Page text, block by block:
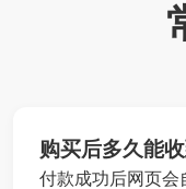
购买后多久能
付款成功后网页会